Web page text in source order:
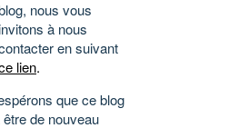
nous vous
à nous
en suivant
lien.
que ce blog
de nouveau